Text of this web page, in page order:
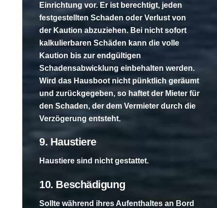
Einrichtung vor. Er ist berechtigt, jeden
festgestellten Schaden oder Verlust von
der Kaution abzuziehen. Bei nicht sofort
kalkulierbaren Schäden kann die volle
Kaution bis zur endgültigen
Schadensabwicklung einbehalten werden.
Wird das Hausboot nicht pünktlich geräumt
und zurückgegeben, so haftet der Mieter für
den Schaden, der dem Vermieter durch die
Verzögerung entsteht.
9. Haustiere
Haustiere sind nicht gestattet.
10. Beschädigung
Sollte während ihres Aufenthaltes an Bord